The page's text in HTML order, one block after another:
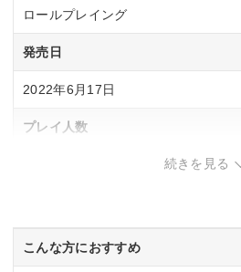
ロールプレイング
発売日
2022年6月17日
プレイ人数
CERO「C」15歳以上対象
続きを見る
こんな方におすすめ